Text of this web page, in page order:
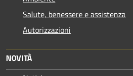
Salute, benessere e assistenza
Autorizzazioni
NOVITÀ